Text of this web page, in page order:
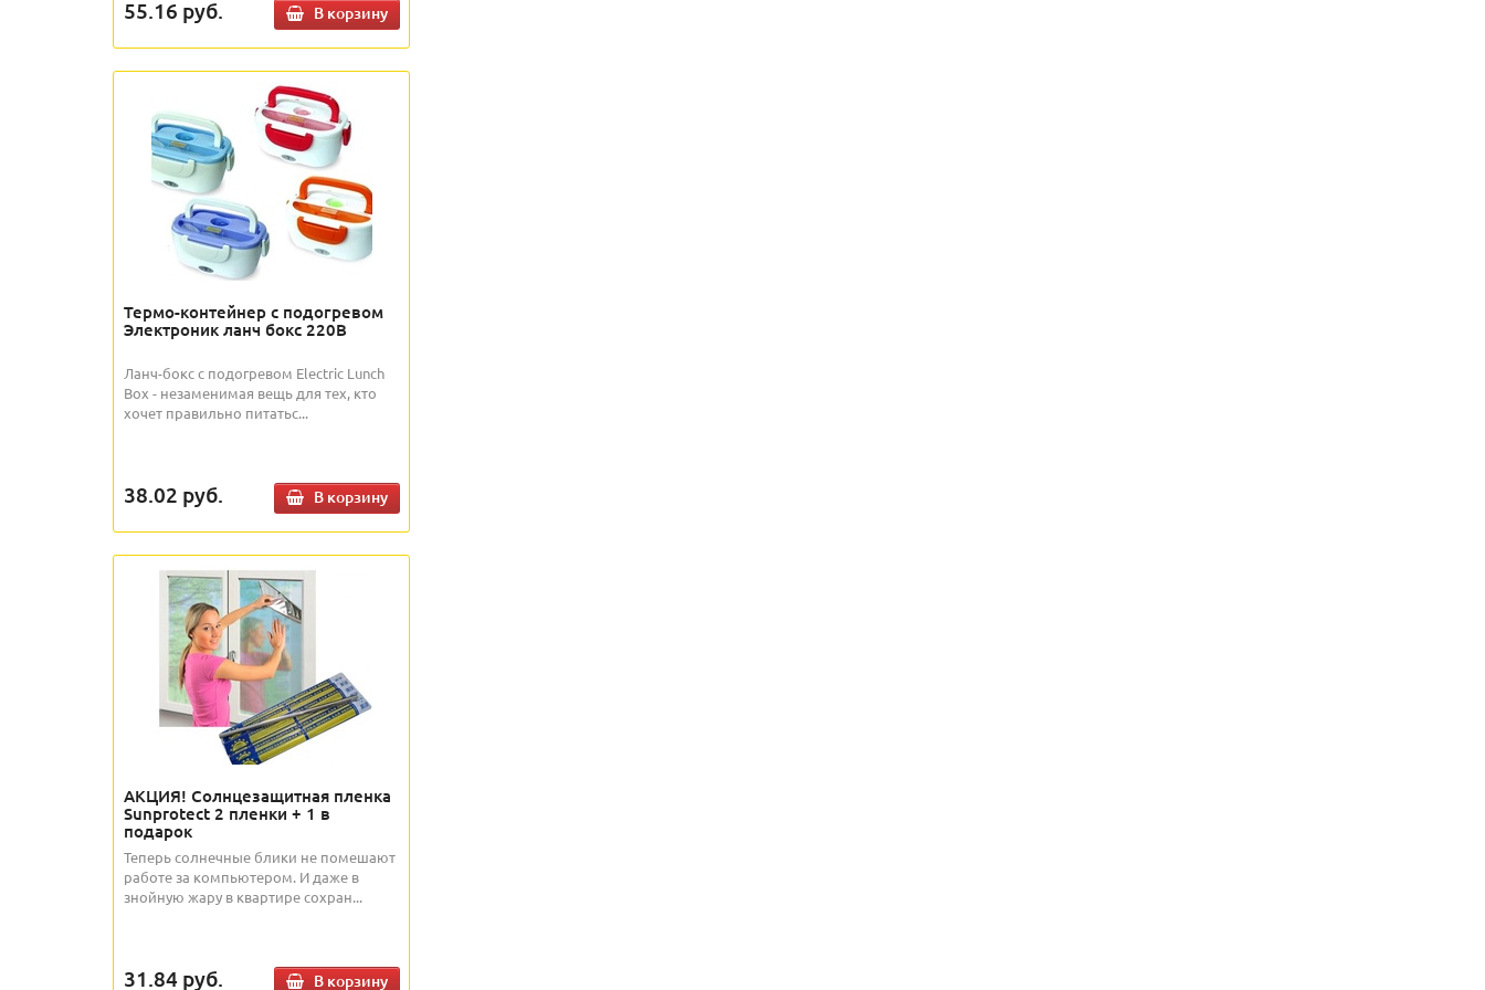
55.16 руб. В корзину
Термо-контейнер с подогревом
Электроник ланч бокс 220В
Ланч-бокс с подогревом Electric Lunch
Box - незаменимая вещь для тех, кто
хочет правильно питатьс...
38.02 руб. В корзину
АКЦИЯ! Солнцезащитная пленка
Sunprotect 2 пленки + 1 в
подарок
Теперь солнечные блики не помешают
работе за компьютером. И даже в
знойную жару в квартире сохран...
31.84 руб. В корзину